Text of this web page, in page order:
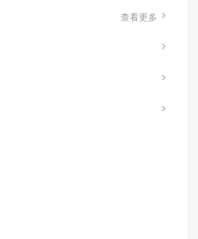
急難的家庭，適時伸出援助，給予家庭適
。
丁志明傳道士)
查看更多